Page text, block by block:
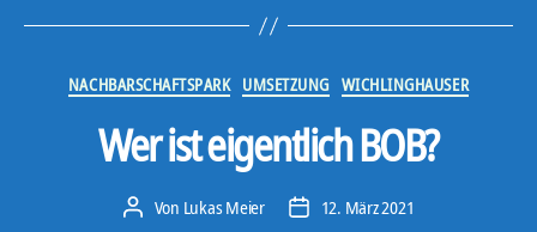
Kategorien
NACHBARSCHAFTSPARK UMSETZUNG WICHLINGHAUSER
Wer ist eigentlich BOB?
Beitragsautor
Von Lukas Meier Veröffentlichungsdatum
12. März 2021